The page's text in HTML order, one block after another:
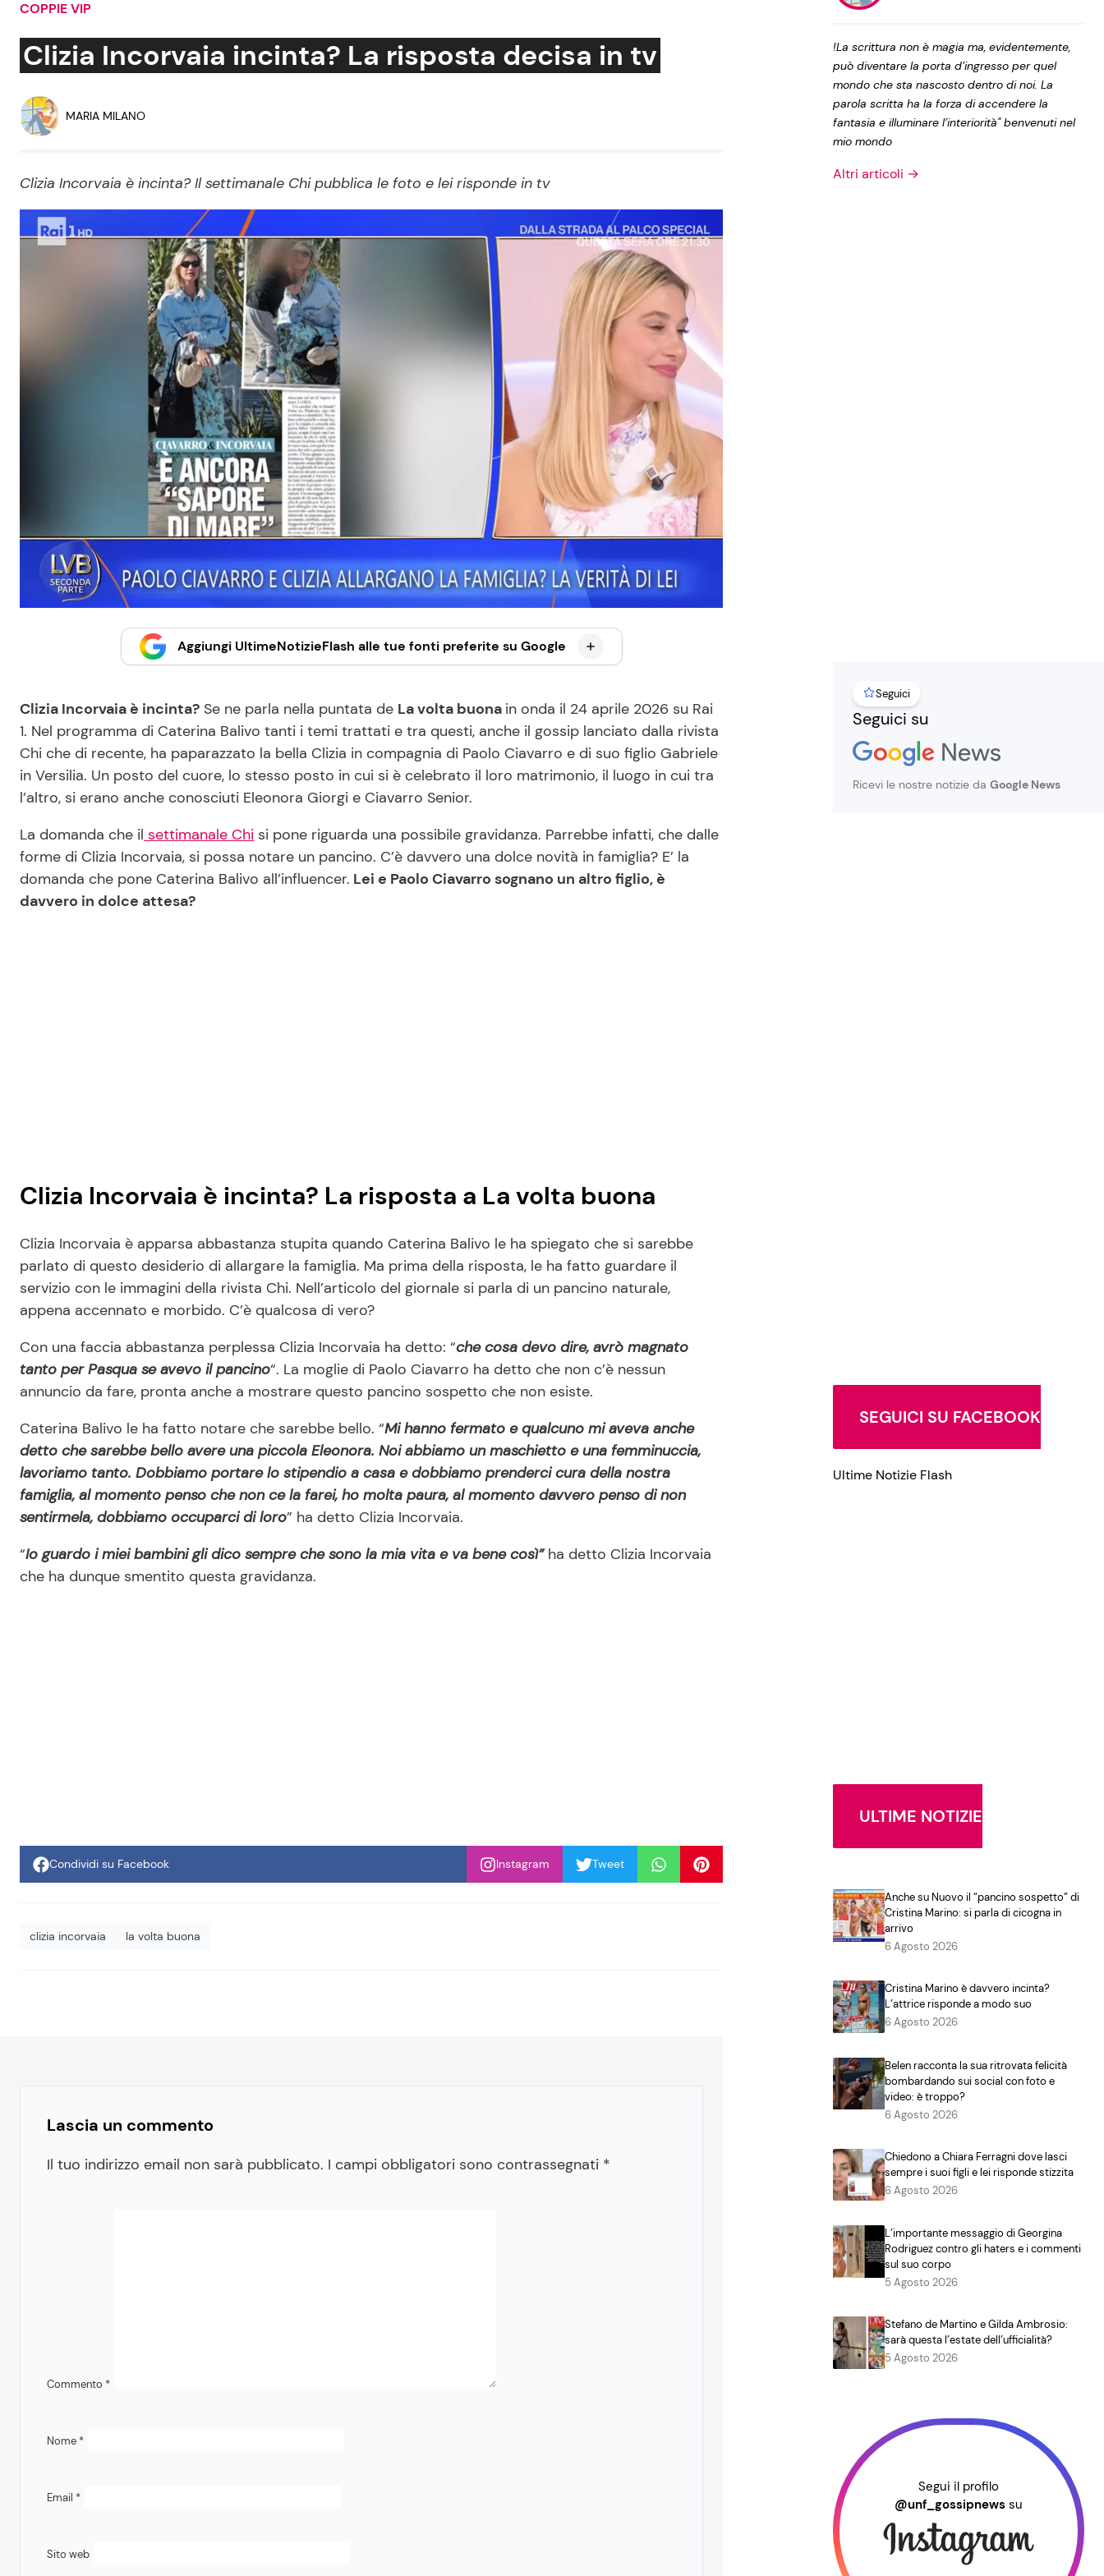
Social News
Moda e Style
Mondo Mamma
News benessere
Salute
Viaggi e Turismo
Festività
Dolci
Le Ricette in TV
Primi Piatti
Ricette Facili e Veloci
Ricette Feste
Ricette per Bambini
Privacy Policy
COPPIE VIP
Clizia Incorvaia incinta? La risposta decisa in tv
MARIA MILANO
Clizia Incorvaia è incinta? Il settimanale Chi pubblica le foto e lei risponde in tv
Aggiungi UltimeNotizieFlash alle tue fonti preferite su Google
Clizia Incorvaia è incinta? Se ne parla nella puntata de La volta buona in onda il 24 aprile 2026 su Rai
1. Nel programma di Caterina Balivo tanti i temi trattati e tra questi, anche il gossip lanciato dalla rivista
Chi che di recente, ha paparazzato la bella Clizia in compagnia di Paolo Ciavarro e di suo figlio Gabriele
in Versilia. Un posto del cuore, lo stesso posto in cui si è celebrato il loro matrimonio, il luogo in cui tra
l’altro, si erano anche conosciuti Eleonora Giorgi e Ciavarro Senior.
La domanda che il settimanale Chi si pone riguarda una possibile gravidanza. Parrebbe infatti, che dalle
forme di Clizia Incorvaia, si possa notare un pancino. C’è davvero una dolce novità in famiglia? E’ la
domanda che pone Caterina Balivo all’influencer. Lei e Paolo Ciavarro sognano un altro figlio, è
davvero in dolce attesa?
Clizia Incorvaia è incinta? La risposta a La volta buona
Clizia Incorvaia è apparsa abbastanza stupita quando Caterina Balivo le ha spiegato che si sarebbe
parlato di questo desiderio di allargare la famiglia. Ma prima della risposta, le ha fatto guardare il
servizio con le immagini della rivista Chi. Nell’articolo del giornale si parla di un pancino naturale,
appena accennato e morbido. C’è qualcosa di vero?
Con una faccia abbastanza perplessa Clizia Incorvaia ha detto: “che cosa devo dire, avrò magnato
tanto per Pasqua se avevo il pancino“. La moglie di Paolo Ciavarro ha detto che non c’è nessun
annuncio da fare, pronta anche a mostrare questo pancino sospetto che non esiste.
Caterina Balivo le ha fatto notare che sarebbe bello. “Mi hanno fermato e qualcuno mi aveva anche
detto che sarebbe bello avere una piccola Eleonora. Noi abbiamo un maschietto e una femminuccia,
lavoriamo tanto. Dobbiamo portare lo stipendio a casa e dobbiamo prenderci cura della nostra
famiglia, al momento penso che non ce la farei, ho molta paura, al momento davvero penso di non
sentirmela, dobbiamo occuparci di loro” ha detto Clizia Incorvaia.
“Io guardo i miei bambini gli dico sempre che sono la mia vita e va bene così”ha detto Clizia Incorvaia
che ha dunque smentito questa gravidanza.
Condividi su Facebook Instagram Tweet
clizia incorvaia la volta buona
Lascia un commento
Il tuo indirizzo email non sarà pubblicato. I campi obbligatori sono contrassegnati *
Commento *
Nome *
Email *
Sito web
!La scrittura non è magia ma, evidentemente,
può diventare la porta d’ingresso per quel
mondo che sta nascosto dentro di noi. La
parola scritta ha la forza di accendere la
fantasia e illuminare l’interiorità" benvenuti nel
mio mondo
Altri articoli →
Seguici
Seguici su
Ricevi le nostre notizie da Google News
SEGUICI SU FACEBOOK
Ultime Notizie Flash
ULTIME NOTIZIE
Anche su Nuovo il “pancino sospetto” di
Cristina Marino: si parla di cicogna in
arrivo
6 Agosto 2026
Cristina Marino è davvero incinta?
L’attrice risponde a modo suo
6 Agosto 2026
Belen racconta la sua ritrovata felicità
bombardando sui social con foto e
video: è troppo?
6 Agosto 2026
Chiedono a Chiara Ferragni dove lasci
sempre i suoi figli e lei risponde stizzita
6 Agosto 2026
L’importante messaggio di Georgina
Rodriguez contro gli haters e i commenti
sul suo corpo
5 Agosto 2026
Stefano de Martino e Gilda Ambrosio:
sarà questa l’estate dell’ufficialità?
5 Agosto 2026
Segui il profilo
@unf_gossipnews su